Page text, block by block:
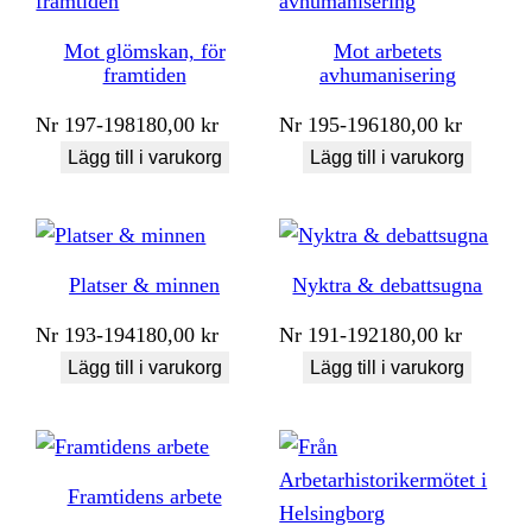
Mot glömskan, för
framtiden
Nr 197-198180,00kr
Lägg till i varukorg
Mot arbetets
avhumanisering
Nr 195-196180,00kr
Lägg till i varukorg
Platser & minnen
Nr 193-194180,00kr
Lägg till i varukorg
Nyktra & debattsugna
Nr 191-192180,00kr
Lägg till i varukorg
Framtidens arbete